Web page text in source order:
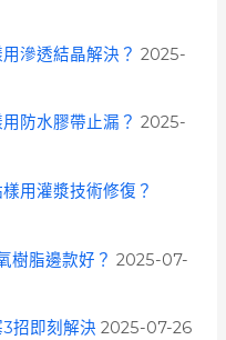
滲透結晶解決？ 2025-
防水膠帶止漏？ 2025-
用灌漿技術修復？
樹脂邊款好？ 2025-07-
招即刻解決 2025-07-26